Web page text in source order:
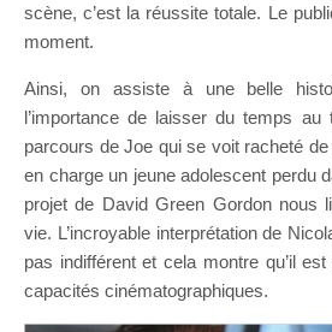
scène, c’est la réussite totale. Le
moment.
Ainsi, on assiste à une belle
l’importance de laisser du temps au
parcours de Joe qui se voit racheté
en charge un jeune adolescent perdu
projet de David Green Gordon nous
vie. L’incroyable interprétation de
pas indifférent et cela montre qu’il
capacités cinématographiques.